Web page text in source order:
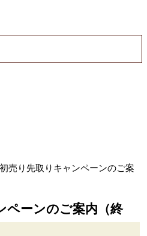
初売り先取りキャンペーンのご案
ペーンのご案内（終